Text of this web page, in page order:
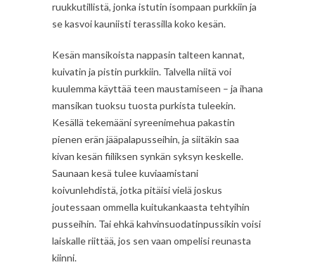
ruukkutillistä, jonka istutin isompaan purkkiin ja
se kasvoi kauniisti terassilla koko kesän.
Kesän mansikoista nappasin talteen kannat,
kuivatin ja pistin purkkiin. Talvella niitä voi
kuulemma käyttää teen maustamiseen – ja ihana
mansikan tuoksu tuosta purkista tuleekin.
Kesällä tekemääni syreenimehua pakastin
pienen erän jääpalapusseihin, ja siitäkin saa
kivan kesän fiiliksen synkän syksyn keskelle.
Saunaan kesä tulee kuviaamistani
koivunlehdistä, jotka pitäisi vielä joskus
joutessaan ommella kuitukankaasta tehtyihin
pusseihin. Tai ehkä kahvinsuodatinpussikin voisi
laiskalle riittää, jos sen vaan ompelisi reunasta
kiinni.